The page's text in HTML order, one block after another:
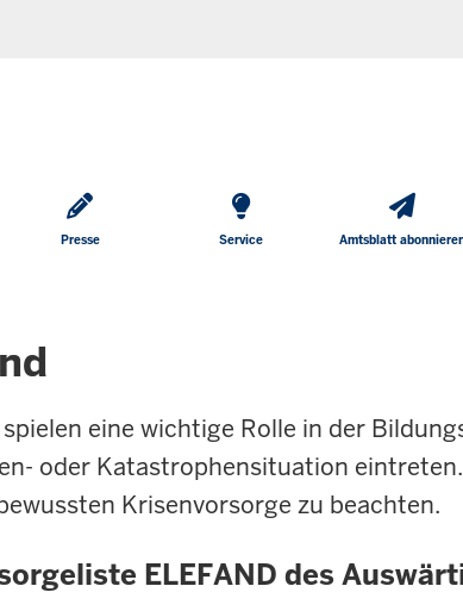
Presse Service Amtsblatt
eine wichtige Rolle in der
oder Katastrophensituation
Krisenvorsorge zu beachten.
ELEFAND des